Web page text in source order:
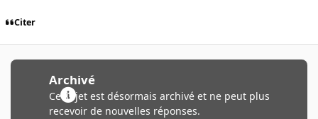
Citer
Archivé
Ce sujet est désormais archivé et ne peut plus
recevoir de nouvelles réponses.